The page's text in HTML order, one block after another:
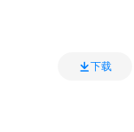
下载